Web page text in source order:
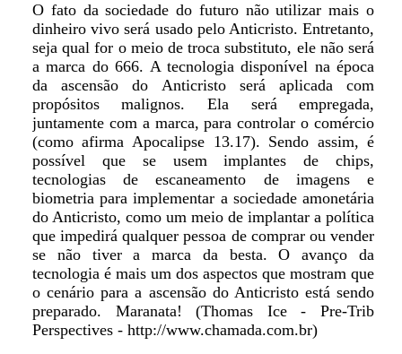
O fato da sociedade do futuro não utilizar mais o
dinheiro vivo será usado pelo Anticristo. Entretanto,
seja qual for o meio de troca substituto, ele não será
a marca do 666. A tecnologia disponível na época
da ascensão do Anticristo será aplicada com
propósitos malignos. Ela será empregada,
juntamente com a marca, para controlar o comércio
(como afirma Apocalipse 13.17). Sendo assim, é
possível que se usem implantes de chips,
tecnologias de escaneamento de imagens e
biometria para implementar a sociedade amonetária
do Anticristo, como um meio de implantar a política
que impedirá qualquer pessoa de comprar ou vender
se não tiver a marca da besta. O avanço da
tecnologia é mais um dos aspectos que mostram que
o cenário para a ascensão do Anticristo está sendo
preparado. Maranata! (Thomas Ice - Pre-Trib
Perspectives - http://www.chamada.com.br)